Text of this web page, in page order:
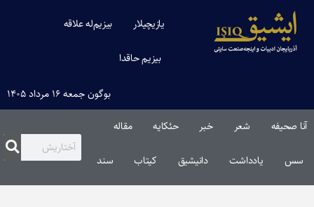
یازیچیلار بیزیم‌له علاقه
بیزیم حاقدا
بوگون جمعه ۱۶ مرداد ۱۴۰۵
آنا صحیفه شعر خبر حئکایه مقاله‌
سس یادداشت دانیشیق کیتاب سند